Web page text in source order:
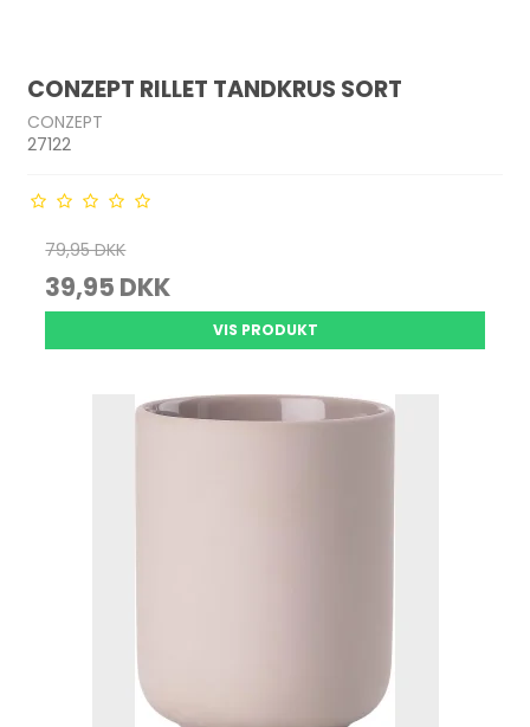
CONZEPT RILLET TANDKRUS SORT
CONZEPT
27122
79,95 DKK
39,95 DKK
VIS PRODUKT